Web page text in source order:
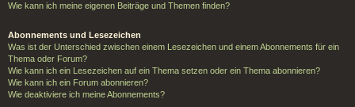
Wie kann ich meine eigenen Beiträge und Themen finden?
Abonnements und Lesezeichen
Was ist der Unterschied zwischen einem Lesezeichen und einem Abonnements für ein
Thema oder Forum?
Wie kann ich ein Lesezeichen auf ein Thema setzen oder ein Thema abonnieren?
Wie kann ich ein Forum abonnieren?
Wie deaktiviere ich meine Abonnements?